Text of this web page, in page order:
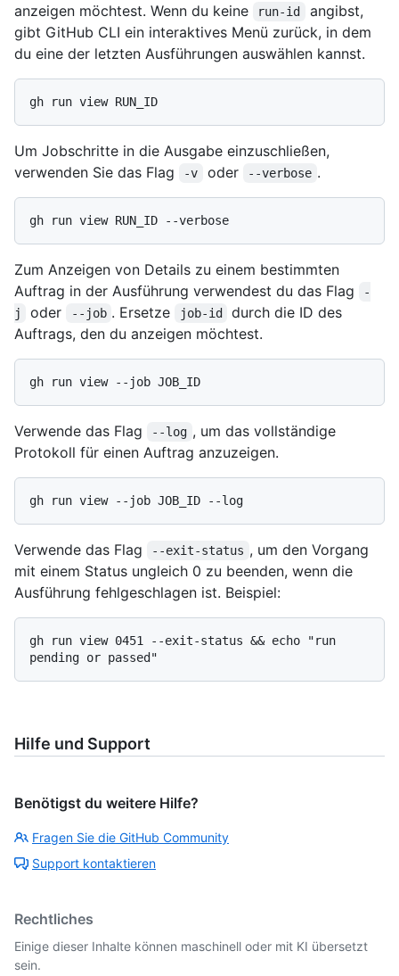
anzeigen möchtest. Wenn du keine
run-id
angibst,
gibt GitHub CLI ein interaktives Menü zurück, in dem
du eine der letzten Ausführungen auswählen kannst.
Um Jobschritte in die Ausgabe einzuschließen,
verwenden Sie das Flag
-v oder --verbose .
Zum Anzeigen von Details zu einem bestimmten
Auftrag in der Ausführung verwendest du das Flag
-
j
oder --job . Ersetze job-id
durch die ID des
Auftrags, den du anzeigen möchtest.
Verwende das Flag --log , um das vollständige
Protokoll für einen Auftrag anzuzeigen.
Verwende das Flag --exit-status , um den Vorgang
mit einem Status ungleich 0 zu beenden, wenn die
Ausführung fehlgeschlagen ist. Beispiel:
gh run view 0451 --exit-status && echo "run
Hilfe und Support
Benötigst du weitere Hilfe?
Fragen Sie die GitHub Community
Support kontaktieren
Rechtliches
Einige dieser Inhalte können maschinell oder mit KI übersetzt
sein.